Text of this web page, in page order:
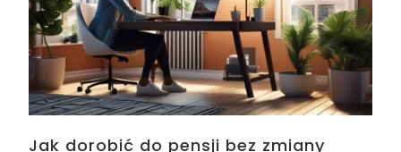
Jak dorobić do pensji bez zmiany